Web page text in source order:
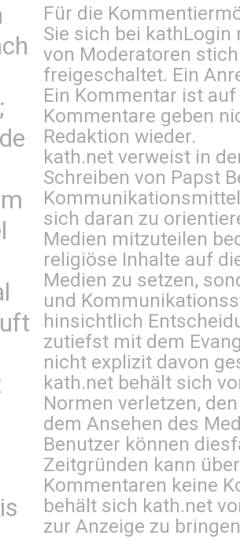
Für die
Sie sich bei kathLogin
von Moderatoren
freigeschaltet. Ein
Ein Kommentar ist
Kommentare geben
Redaktion wieder.
kath.net verweist in
Schreiben von Papst
sich daran zu
Medien mitzuteilen
religiöse Inhalte auf
Medien zu setzen,
und
hinsichtlich
zutiefst mit dem
nicht explizit davon
kath.net behält sich
Normen verletzen,
dem Ansehen des
Benutzer können
Zeitgründen kann
Kommentaren keine
behält sich kath.net
zur Anzeige zu